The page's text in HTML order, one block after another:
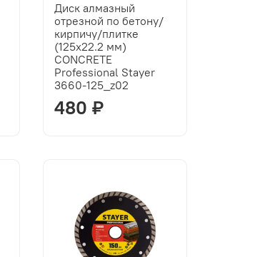
Диск алмазный
отрезной по бетону/
кирпичу/плитке
(125х22.2 мм)
CONCRETE
Professional Stayer
3660-125_z02
480 ₽